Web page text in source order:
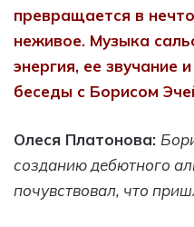
превращается в
неживое. Музыка
энергия, ее звучание
беседы с Борисом
Олеся Платонова:
созданию дебютного
почувствовал, что